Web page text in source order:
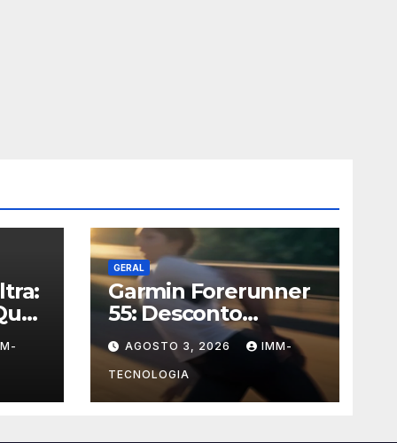
GERAL
Garmin Forerunner
55: Desconto
Histórico de 47% no
Smartwatch
Essencial para
Corredores!
AGOSTO 3, 2026 IMM-
TECNOLOGIA